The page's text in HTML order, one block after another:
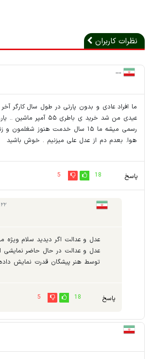
نظرات کاربران
....
ما افراد عادی و بدون پارتی در طول سال کارگر
رسمی میشه ما ۱۵ سال خدمت هنوز
هوا. بعدم دم از عدل علی میزنیم . خوش باشید
پاسخ 18
5
۲۳:۲۲
عدل و عدالت اگر دیدید سلام ویژه
عدل و عدالت در حال حاضر
توسط هنر پیشگان قدرت نمایش
پاسخ 18
5